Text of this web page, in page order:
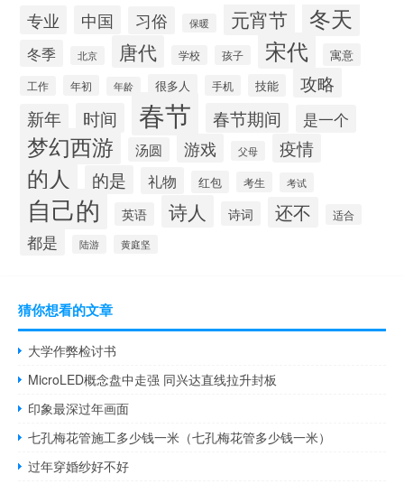
专业 中国 习俗 保暖 元宵节 冬天
冬季 北京 唐代 学校 孩子 宋代 寓意
工作 年初 年龄 很多人 手机 技能 攻略
新年 时间 春节 春节期间 是一个
梦幻西游 汤圆 游戏 父母 疫情
的人 的是 礼物 红包 考生 考试
自己的 英语 诗人 诗词 还不 适合
都是 陆游 黄庭坚
猜你想看的文章
大学作弊检讨书
MicroLED概念盘中走强 同兴达直线拉升封板
印象最深过年画面
七孔梅花管施工多少钱一米（七孔梅花管多少钱一米）
过年穿婚纱好不好